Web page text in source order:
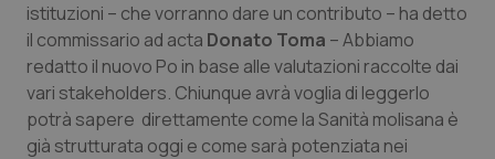
Lombardia
Marche
Molise
Dolore
Donna & Salute
Epatiti
istituzioni – che vorranno dare un contributo – ha detto
il commissario ad acta Donato Toma – Abbiamo
redatto il nuovo Po in base alle valutazioni raccolte dai
vari stakeholders. Chiunque avrà voglia di leggerlo
potrà sapere direttamente come la Sanità molisana è
già strutturata oggi e come sarà potenziata nei